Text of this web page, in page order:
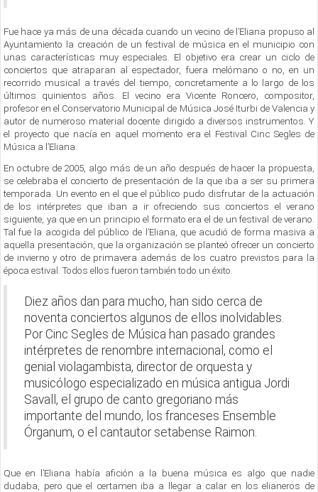
Fue hace ya más de una década cuando un vecino de l’Eliana propuso al
Ayuntamiento la creación de un festival de música en el municipio con
unas características muy especiales. El objetivo era crear un ciclo de
conciertos que atraparan al espectador, fuera melómano o no, en un
recorrido musical a través del tiempo, concretamente a lo largo de los
últimos quinientos años. El vecino era Vicente Roncero, compositor,
profesor en el Conservatorio Municipal de Música José Iturbi de Valencia y
autor de numeroso material docente dirigido a diversos instrumentos. Y
el proyecto que nacía en aquel momento era el Festival Cinc Segles de
Música a l’Eliana.
En octubre de 2005, algo más de un año después de hacer la propuesta,
se celebraba el concierto de presentación de la que iba a ser su primera
temporada. Un evento en el que el público pudo disfrutar de la actuación
de los intérpretes que iban a ir ofreciendo sus conciertos el verano
siguiente, ya que en un principio el formato era el de un festival de verano.
Tal fue la acogida del público de l’Eliana, que acudió de forma masiva a
aquella presentación, que la organización se planteó ofrecer un concierto
de invierno y otro de primavera además de los cuatro previstos para la
época estival. Todos ellos fueron también todo un éxito.
Diez años dan para mucho, han sido cerca de
noventa conciertos algunos de ellos inolvidables.
Por Cinc Segles de Música han pasado grandes
intérpretes de renombre internacional, como el
genial violagambista, director de orquesta y
musicólogo especializado en música antigua Jordi
Savall, el grupo de canto gregoriano más
importante del mundo, los franceses Ensemble
Órganum, o el cantautor setabense Raimon.
Que en l’Eliana había afición a la buena música es algo que nadie
dudaba, pero que el certamen iba a llegar a calar en los elianeros de